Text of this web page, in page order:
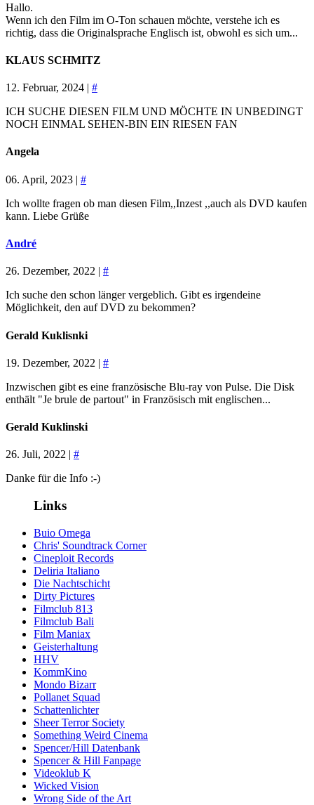
Hallo.
Wenn ich den Film im O-Ton schauen möchte, verstehe ich es
richtig, dass die Originalsprache Englisch ist, obwohl es sich um...
KLAUS SCHMITZ
12. Februar, 2024 | #
ICH SUCHE DIESEN FILM UND MÖCHTE IN UNBEDINGT
NOCH EINMAL SEHEN-BIN EIN RIESEN FAN
Angela
06. April, 2023 | #
Ich wollte fragen ob man diesen Film,,Inzest ,,auch als DVD kaufen
kann. Liebe Grüße
André
26. Dezember, 2022 | #
Ich suche den schon länger vergeblich. Gibt es irgendeine
Möglichkeit, den auf DVD zu bekommen?
Gerald Kuklisnki
19. Dezember, 2022 | #
Inzwischen gibt es eine französische Blu-ray von Pulse. Die Disk
enthält "Je brule de partout" in Französisch mit englischen...
Gerald Kuklinski
26. Juli, 2022 | #
Danke für die Info :-)
Links
Buio Omega
Chris' Soundtrack Corner
Cineploit Records
Deliria Italiano
Die Nachtschicht
Dirty Pictures
Filmclub 813
Filmclub Bali
Film Maniax
Geisterhaltung
HHV
KommKino
Mondo Bizarr
Pollanet Squad
Schattenlichter
Sheer Terror Society
Something Weird Cinema
Spencer/Hill Datenbank
Spencer & Hill Fanpage
Videoklub K
Wicked Vision
Wrong Side of the Art